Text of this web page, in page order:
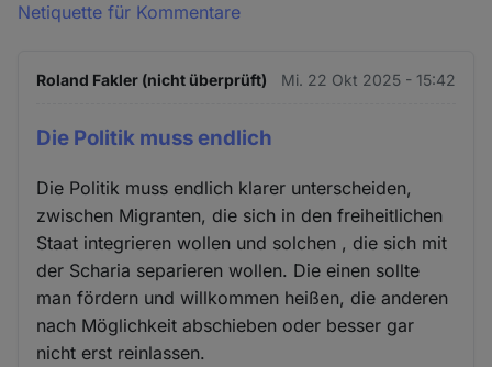
Netiquette für Kommentare
Roland Fakler (nicht überprüft) Mi. 22 Okt 2025 - 15:42
Die Politik muss endlich
Die Politik muss endlich klarer unterscheiden,
zwischen Migranten, die sich in den freiheitlichen
Staat integrieren wollen und solchen , die sich mit
der Scharia separieren wollen. Die einen sollte
man fördern und willkommen heißen, die anderen
nach Möglichkeit abschieben oder besser gar
nicht erst reinlassen.